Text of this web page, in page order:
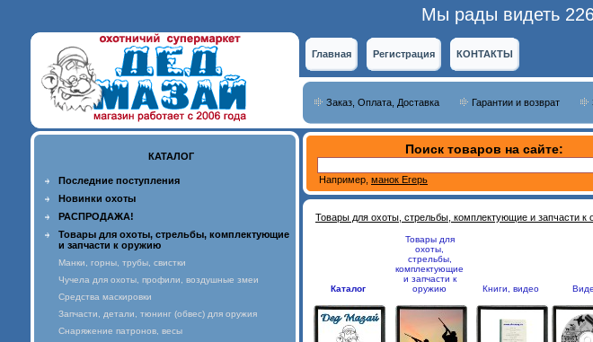
Мы рады видеть
Главная Регистрация КОНТАКТЫ
Заказ, Оплата, Доставка Гарантии и возврат
КАТАЛОГ
Последние поступления
Новинки охоты
РАСПРОДАЖА!
Товары для охоты, стрельбы, комплектующие
и запчасти к оружию
Манки, горны, трубы, свистки
Чучела для охоты, профили, воздушные змеи
Средства маскировки
Запчасти, детали, тюнинг (обвес) для оружия
Снаряжение патронов, весы
Поиск товаров на сайте:
Например, манок Егерь
Товары для охоты, стрельбы, комплектующие и запчасти к
Каталог
Товары для
охоты,
стрельбы,
комплектующие
и запчасти к
оружию
Книги, видео